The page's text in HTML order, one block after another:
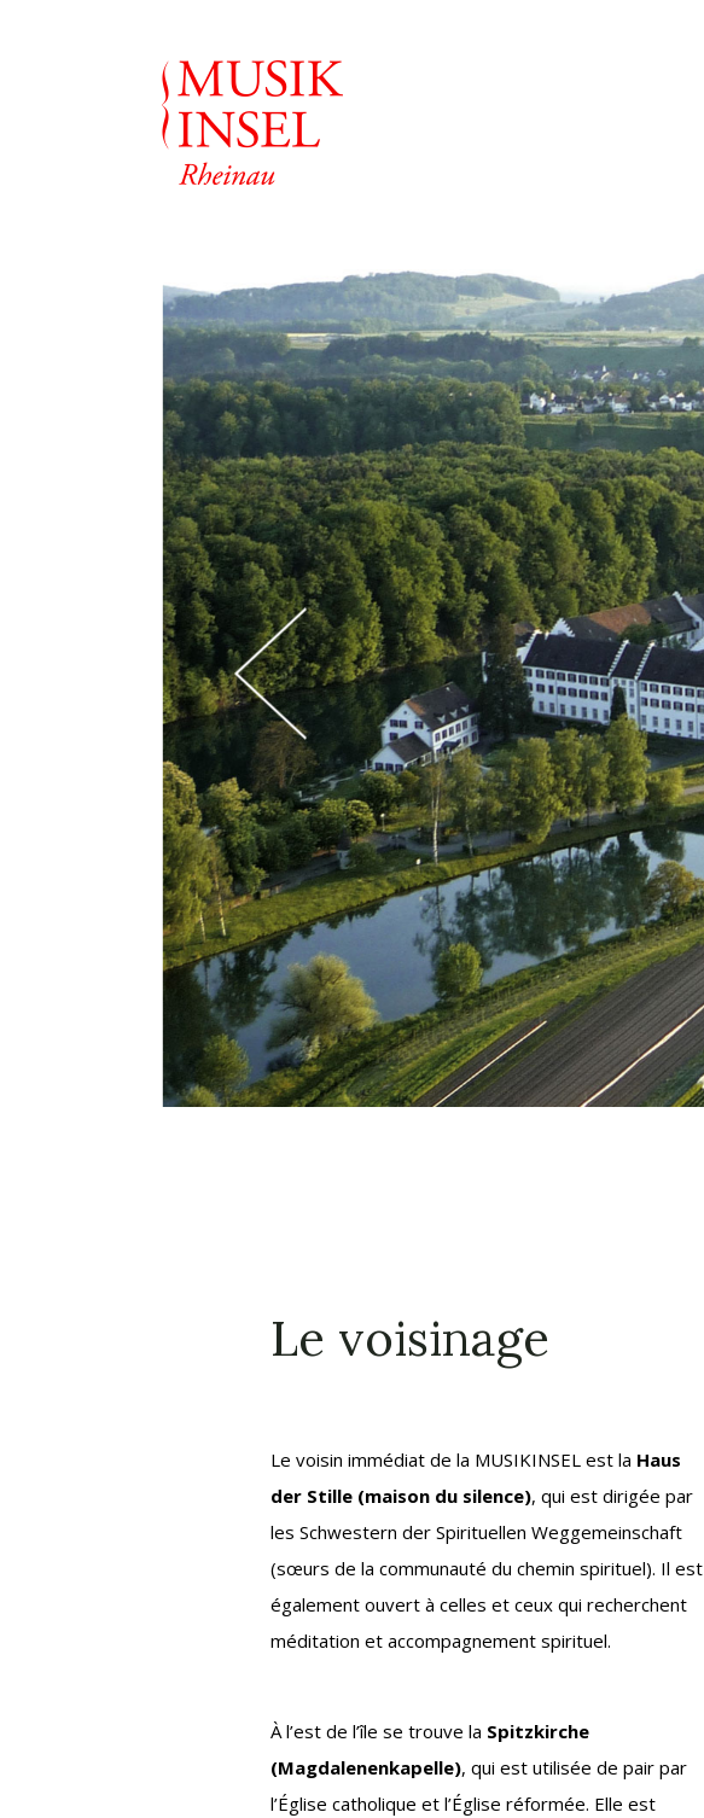
Le voisinage
Le voisin immédiat de la MUSIKINSEL est la Haus
der Stille (maison du silence), qui est dirigée par
les Schwestern der Spirituellen Weggemeinschaft
(sœurs de la communauté du chemin spirituel). Il est
également ouvert à celles et ceux qui recherchent
méditation et accompagnement spirituel.
À l’est de l’île se trouve la Spitzkirche
(Magdalenenkapelle), qui est utilisée de pair par
l’Église catholique et l’Église réformée. Elle est